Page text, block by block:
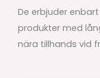
De erbjuder
produkter med
nära tillhands vid